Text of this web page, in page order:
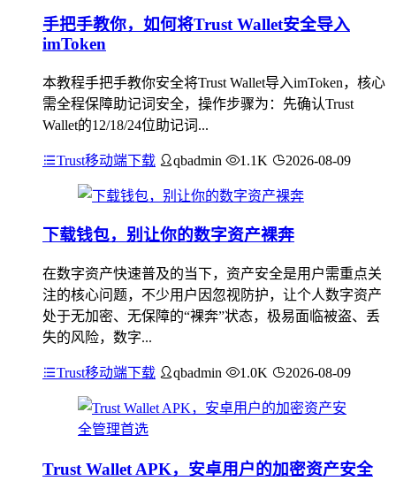
手把手教你，如何将Trust Wallet安全导入
imToken
本教程手把手教你安全将Trust Wallet导入imToken，核心
需全程保障助记词安全，操作步骤为：先确认Trust
Wallet的12/18/24位助记词...
Trust移动端下载 qbadmin 1.1K 2026-08-09
下载钱包，别让你的数字资产裸奔
在数字资产快速普及的当下，资产安全是用户需重点关
注的核心问题，不少用户因忽视防护，让个人数字资产
处于无加密、无保障的“裸奔”状态，极易面临被盗、丢
失的风险，数字...
Trust移动端下载 qbadmin 1.0K 2026-08-09
Trust Wallet APK，安卓用户的加密资产安全